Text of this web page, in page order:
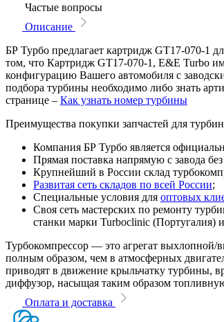
Частые вопросы
Описание
БР Турбо предлагает картридж GT17-070-1
том, что Картридж GT17-070-1, E&E Turbo
конфигурацию Вашего автомобиля с
подбора турбины необходимо либо знать
странице – Как узнать номер турбины
Преимущества покупки запчастей для
Компания БР Турбо является
Прямая поставка напрямую с завода
Крупнейший в России склад
Развитая сеть складов по всей России;
Специальные условия для оптовых
Своя сеть мастерских по ремонту
станки марки Turboclinic (Португалия)
Турбокомпрессор — это агрегат выхлопной/
полным образом, чем в атмосферных
приводят в движение крыльчатку турбины,
диффузор, насыщая таким образом
Оплата и доставка